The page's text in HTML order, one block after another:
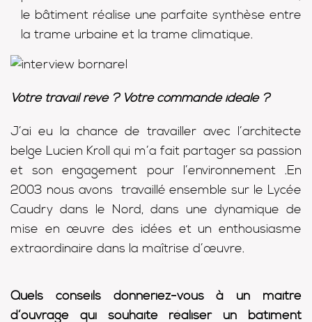
le bâtiment réalise une parfaite synthèse entre
la trame urbaine et la trame climatique.
Votre travail rêvé ? Votre commande idéale ?
J’ai eu la chance de travailler avec l’architecte
belge Lucien Kroll qui m’a fait partager sa passion
et son engagement pour l’environnement .En
2003 nous avons travaillé ensemble sur le Lycée
Caudry dans le Nord, dans une dynamique de
mise en œuvre des idées et un enthousiasme
extraordinaire dans la maîtrise d’œuvre.
Quels conseils donneriez-vous à un maitre
d’ouvrage qui souhaite réaliser un bâtiment